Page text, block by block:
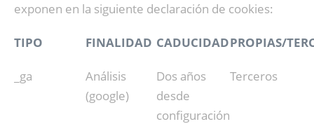
exponen en la siguiente declaración de cookies:
TIPO FINALIDAD CADUCIDADPROPIAS/
_ga
Análisis
(google)
Dos años
desde
configuración
Terceros